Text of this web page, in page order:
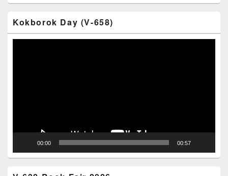
Kokborok Day (V-658)
00:00 00:57